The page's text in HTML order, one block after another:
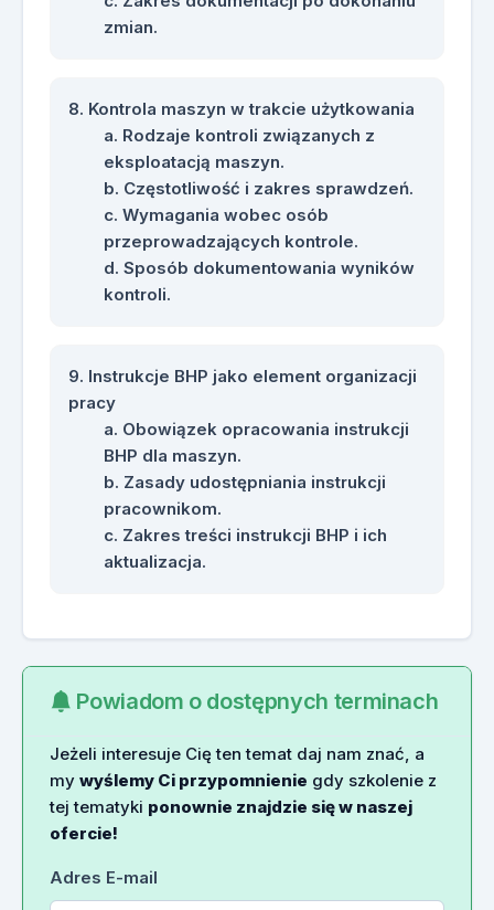
zmian.
Kontrola maszyn w trakcie użytkowania
Rodzaje kontroli związanych z
eksploatacją maszyn.
Częstotliwość i zakres sprawdzeń.
Wymagania wobec osób
przeprowadzających kontrole.
Sposób dokumentowania wyników
kontroli.
Instrukcje BHP jako element organizacji
pracy
Obowiązek opracowania instrukcji
BHP dla maszyn.
Zasady udostępniania instrukcji
pracownikom.
Zakres treści instrukcji BHP i ich
aktualizacja.
Powiadom o dostępnych terminach
Jeżeli interesuje Cię ten temat daj nam znać, a
my wyślemy Ci przypomnienie gdy szkolenie z
tej tematyki ponownie znajdzie się w naszej
ofercie!
Adres E-mail